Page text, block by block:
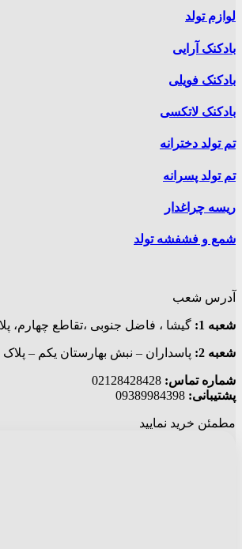
انتخاب
لوازم تولد
بادکنک آرایی
بادکنک فویلی
بادکنک لاتکسی
تم تولد دخترانه
تم تولد پسرانه
ریسه چراغدار
شمع و فشفشه تولد
آدرس شعب
شعبه 1: گيشا ، فاضل جنوبی ،تقاطع چهارم، پلاک
شعبه 2: پاسداران – نبش بهارستان یکم – پلاک ۴۷۸
شماره تماس:
پشتیبانی:
مطمئن خرید نمایید